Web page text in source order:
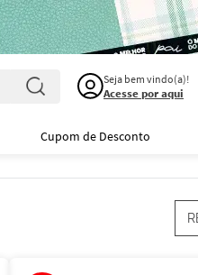
Seja bem vindo(a)!
Acesse por aqui
Cupom de Desconto